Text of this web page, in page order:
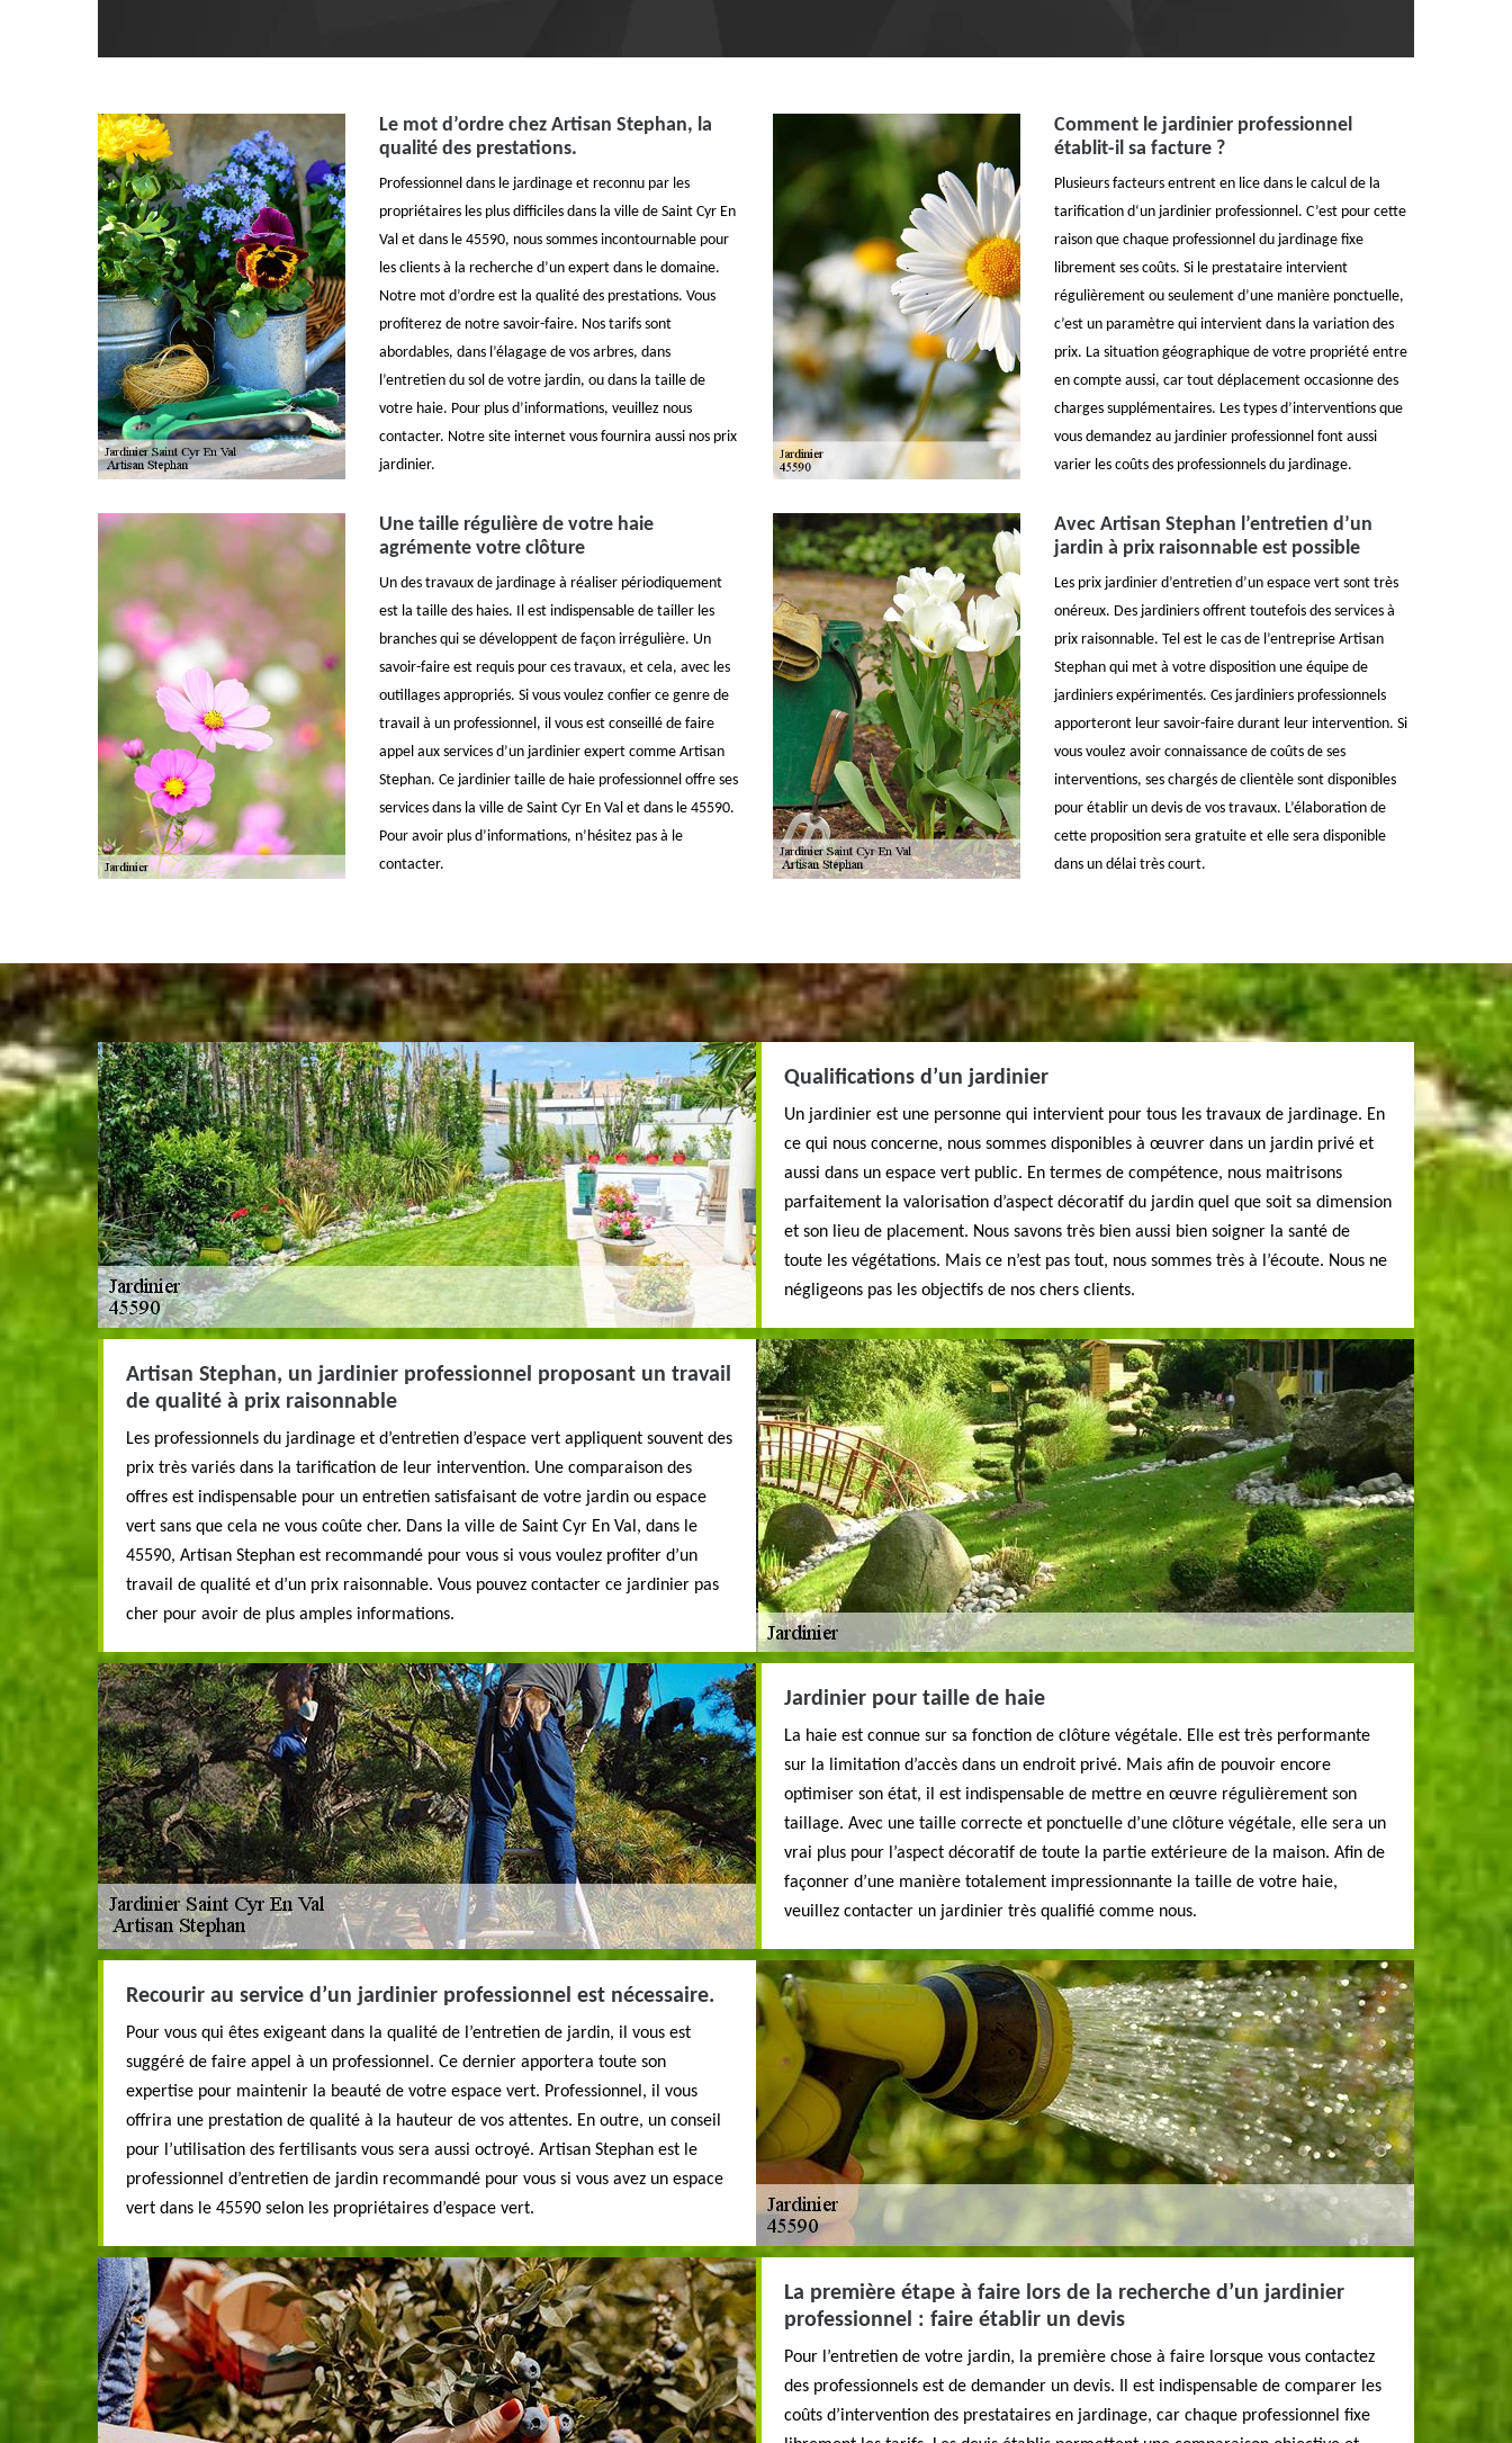
Le mot d’ordre chez Artisan Stephan, la
qualité des prestations.
Professionnel dans le jardinage et reconnu par les
propriétaires les plus difficiles dans la ville de Saint Cyr En
Val et dans le 45590, nous sommes incontournable pour
les clients à la recherche d’un expert dans le domaine.
Notre mot d’ordre est la qualité des prestations. Vous
profiterez de notre savoir-faire. Nos tarifs sont
abordables, dans l’élagage de vos arbres, dans
l’entretien du sol de votre jardin, ou dans la taille de
votre haie. Pour plus d’informations, veuillez nous
contacter. Notre site internet vous fournira aussi nos prix
jardinier.
Comment le jardinier professionnel
établit-il sa facture ?
Plusieurs facteurs entrent en lice dans le calcul de la
tarification d‘un jardinier professionnel. C’est pour cette
raison que chaque professionnel du jardinage fixe
librement ses coûts. Si le prestataire intervient
régulièrement ou seulement d’une manière ponctuelle,
c’est un paramètre qui intervient dans la variation des
prix. La situation géographique de votre propriété entre
en compte aussi, car tout déplacement occasionne des
charges supplémentaires. Les types d’interventions que
vous demandez au jardinier professionnel font aussi
varier les coûts des professionnels du jardinage.
Une taille régulière de votre haie
agrémente votre clôture
Un des travaux de jardinage à réaliser périodiquement
est la taille des haies. Il est indispensable de tailler les
branches qui se développent de façon irrégulière. Un
savoir-faire est requis pour ces travaux, et cela, avec les
outillages appropriés. Si vous voulez confier ce genre de
travail à un professionnel, il vous est conseillé de faire
appel aux services d’un jardinier expert comme Artisan
Stephan. Ce jardinier taille de haie professionnel offre ses
services dans la ville de Saint Cyr En Val et dans le 45590.
Pour avoir plus d’informations, n’hésitez pas à le
contacter.
Avec Artisan Stephan l’entretien d’un
jardin à prix raisonnable est possible
Les prix jardinier d’entretien d’un espace vert sont très
onéreux. Des jardiniers offrent toutefois des services à
prix raisonnable. Tel est le cas de l’entreprise Artisan
Stephan qui met à votre disposition une équipe de
jardiniers expérimentés. Ces jardiniers professionnels
apporteront leur savoir-faire durant leur intervention. Si
vous voulez avoir connaissance de coûts de ses
interventions, ses chargés de clientèle sont disponibles
pour établir un devis de vos travaux. L’élaboration de
cette proposition sera gratuite et elle sera disponible
dans un délai très court.
Qualifications d’un jardinier
Un jardinier est une personne qui intervient pour tous les travaux de jardinage. En
ce qui nous concerne, nous sommes disponibles à œuvrer dans un jardin privé et
aussi dans un espace vert public. En termes de compétence, nous maitrisons
parfaitement la valorisation d’aspect décoratif du jardin quel que soit sa dimension
et son lieu de placement. Nous savons très bien aussi bien soigner la santé de
toute les végétations. Mais ce n’est pas tout, nous sommes très à l’écoute. Nous ne
négligeons pas les objectifs de nos chers clients.
Artisan Stephan, un jardinier professionnel proposant un travail
de qualité à prix raisonnable
Les professionnels du jardinage et d’entretien d’espace vert appliquent souvent des
prix très variés dans la tarification de leur intervention. Une comparaison des
offres est indispensable pour un entretien satisfaisant de votre jardin ou espace
vert sans que cela ne vous coûte cher. Dans la ville de Saint Cyr En Val, dans le
45590, Artisan Stephan est recommandé pour vous si vous voulez profiter d’un
travail de qualité et d’un prix raisonnable. Vous pouvez contacter ce jardinier pas
cher pour avoir de plus amples informations.
Jardinier pour taille de haie
La haie est connue sur sa fonction de clôture végétale. Elle est très performante
sur la limitation d’accès dans un endroit privé. Mais afin de pouvoir encore
optimiser son état, il est indispensable de mettre en œuvre régulièrement son
taillage. Avec une taille correcte et ponctuelle d’une clôture végétale, elle sera un
vrai plus pour l’aspect décoratif de toute la partie extérieure de la maison. Afin de
façonner d’une manière totalement impressionnante la taille de votre haie,
veuillez contacter un jardinier très qualifié comme nous.
Recourir au service d’un jardinier professionnel est nécessaire.
Pour vous qui êtes exigeant dans la qualité de l’entretien de jardin, il vous est
suggéré de faire appel à un professionnel. Ce dernier apportera toute son
expertise pour maintenir la beauté de votre espace vert. Professionnel, il vous
offrira une prestation de qualité à la hauteur de vos attentes. En outre, un conseil
pour l’utilisation des fertilisants vous sera aussi octroyé. Artisan Stephan est le
professionnel d’entretien de jardin recommandé pour vous si vous avez un espace
vert dans le 45590 selon les propriétaires d’espace vert.
La première étape à faire lors de la recherche d’un jardinier
professionnel : faire établir un devis
Pour l’entretien de votre jardin, la première chose à faire lorsque vous contactez
des professionnels est de demander un devis. Il est indispensable de comparer les
coûts d’intervention des prestataires en jardinage, car chaque professionnel fixe